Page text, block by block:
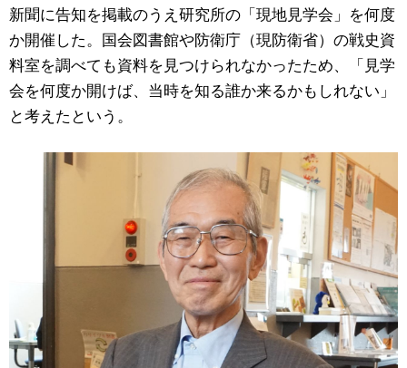
新聞に告知を掲載のうえ研究所の「現地見学会」を何度
か開催した。国会図書館や防衛庁（現防衛省）の戦史資
料室を調べても資料を見つけられなかったため、「見学
会を何度か開けば、当時を知る誰か来るかもしれない」
と考えたという。